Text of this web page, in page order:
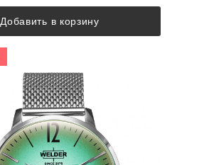
Добавить в корзину